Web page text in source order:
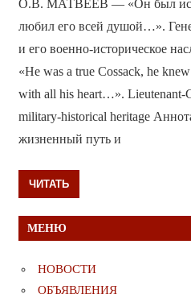
О.В. МАТВЕЕВ — «Он был
любил его всей душой…».
и его военно-историческое
«He was a true Cossack, he
with all his heart…». Lieutenant-
military-historical heritage
жизненный путь и
ЧИТАТЬ
МЕНЮ
НОВОСТИ
ОБЪЯВЛЕНИЯ